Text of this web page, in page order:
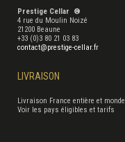
Prestige Cellar ®
4 rue du Moulin Noizé
21200 Beaune
+33 (0)3 80 21 03 83
contact@prestige-cellar.fr
LIVRAISON
Livraison France entière et monde
Voir les pays éligibles et tarifs